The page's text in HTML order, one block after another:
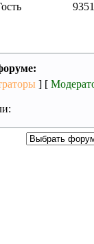
] [